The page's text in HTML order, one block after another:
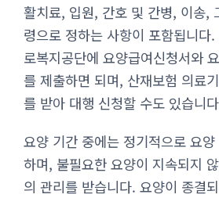
활치료, 입원, 간호 및 간병, 이송,
령으로 정하는 사항이 포함됩니다
로복지공단에 요양급여신청서와
를 제출하면 되며, 산재보험 의료
를 받아 대행 신청할 수도 있습니
요양 기간 중에는 정기적으로 요
하며, 불필요한 요양이 지속되지
의 관리를 받습니다. 요양이 종결